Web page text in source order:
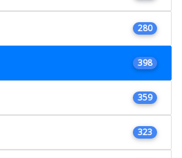
280
398
359
323